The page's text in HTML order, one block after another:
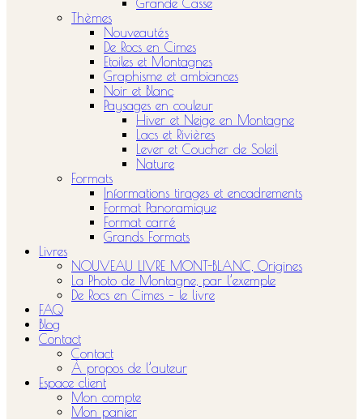
Grande Casse
Thèmes
Nouveautés
De Rocs en Cimes
Etoiles et Montagnes
Graphisme et ambiances
Noir et Blanc
Paysages en couleur
Hiver et Neige en Montagne
Lacs et Rivières
Lever et Coucher de Soleil
Nature
Formats
Informations tirages et encadrements
Format Panoramique
Format carré
Grands Formats
Livres
NOUVEAU LIVRE MONT-BLANC, Origines
La Photo de Montagne, par l’exemple
De Rocs en Cimes – le livre
FAQ
Blog
Contact
Contact
À propos de l’auteur
Espace client
Mon compte
Mon panier